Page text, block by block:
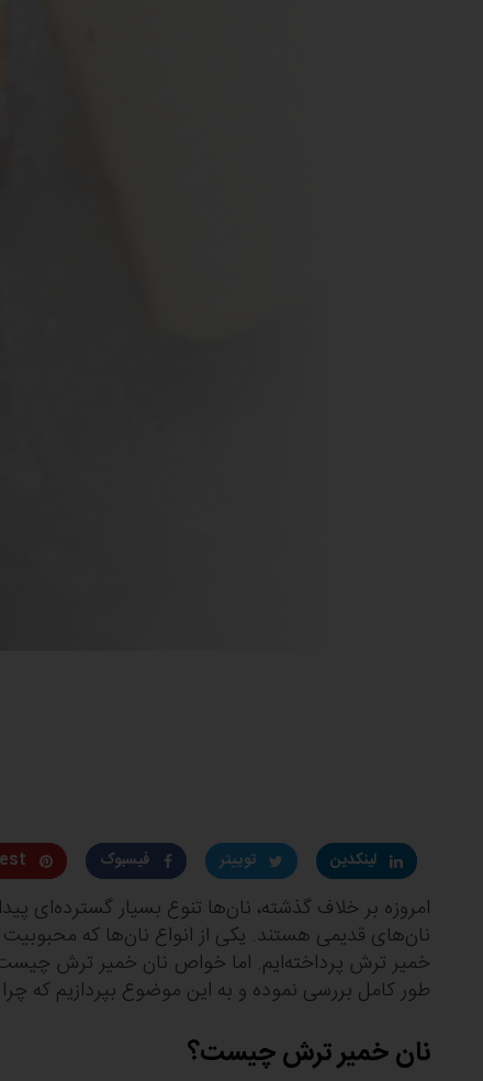
لینکدین توییتر فیسبوک
امروزه بر خلاف گذشته، نان‌ها تنوع بسیار گسترده‌ای
نان‌های قدیمی هستند. یکی از انواع نان‌ها که
خمیر ترش پرداخته‌ایم. اما خواص نان خمیر ترش چیست
طور کامل بررسی نموده و به این موضوع بپردازیم که
نان خمیر ترش چیست؟